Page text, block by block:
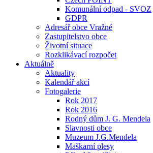
Komunální odpad - SVOZ
GDPR
Adresář obce Vražné
Zastupitelstvo obce
Životní situace
Rozklikávací rozpočet
Aktuálně
Aktuality
Kalendář akcí
Fotogalerie
Rok 2017
Rok 2016
Rodný dům J. G. Mendela
Slavnosti obce
Muzeum J.G.Mendela
Maškarní plesy